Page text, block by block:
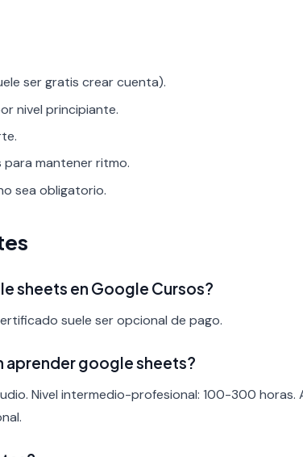
ser gratis crear cuenta).
nivel principiante.
para mantener ritmo.
sea obligatorio.
sheets en Google Cursos?
suele ser opcional de pago.
aprender google sheets?
Nivel intermedio-profesional: 100-300 horas.